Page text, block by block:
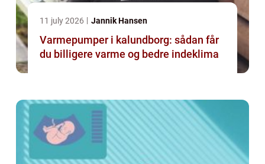
11 july 2026 Jannik Hansen
Varmepumper i kalundborg: sådan får
du billigere varme og bedre indeklima